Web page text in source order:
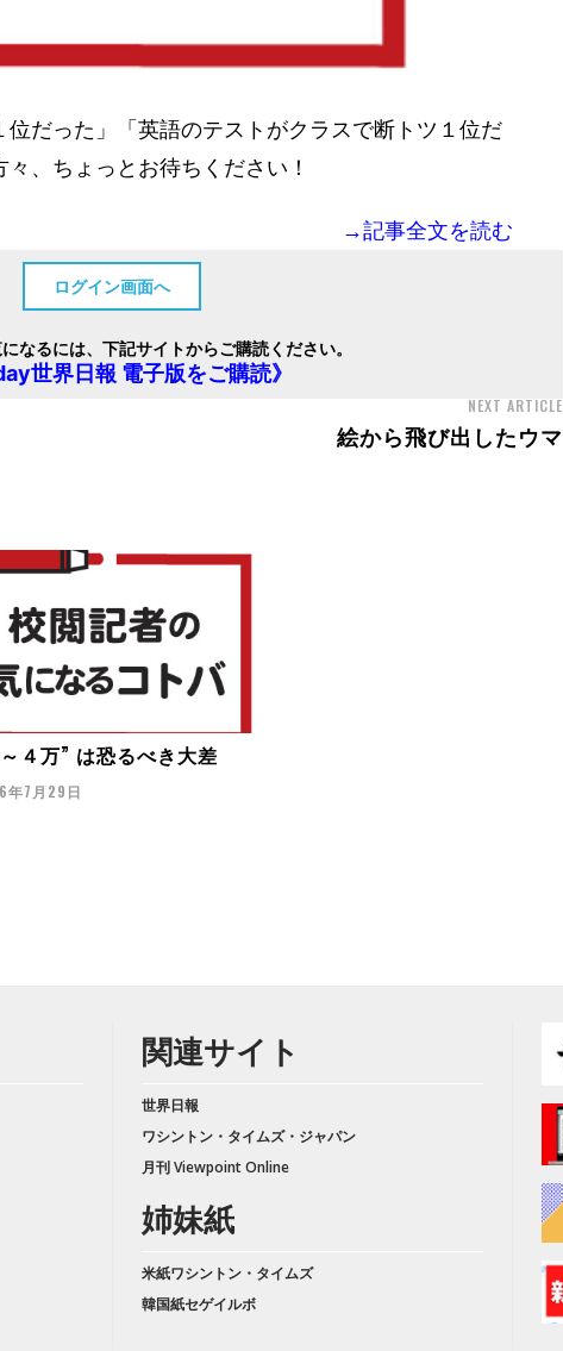
だった」「英語のテストがクラスで断トツ１位だ
、ちょっとお待ちください！
→記事全文を読む
ログイン画面へ
なるには、下記サイトからご購読ください。
世界日報 電子版をご購読》
NEXT ARTICLE
絵から飛び出したウマ
４万” は恐るべき大差
年7月29日
関連サイト
世界日報
ワシントン・タイムズ・ジャパン
月刊 Viewpoint Online
姉妹紙
米紙ワシントン・タイムズ
韓国紙セゲイルボ